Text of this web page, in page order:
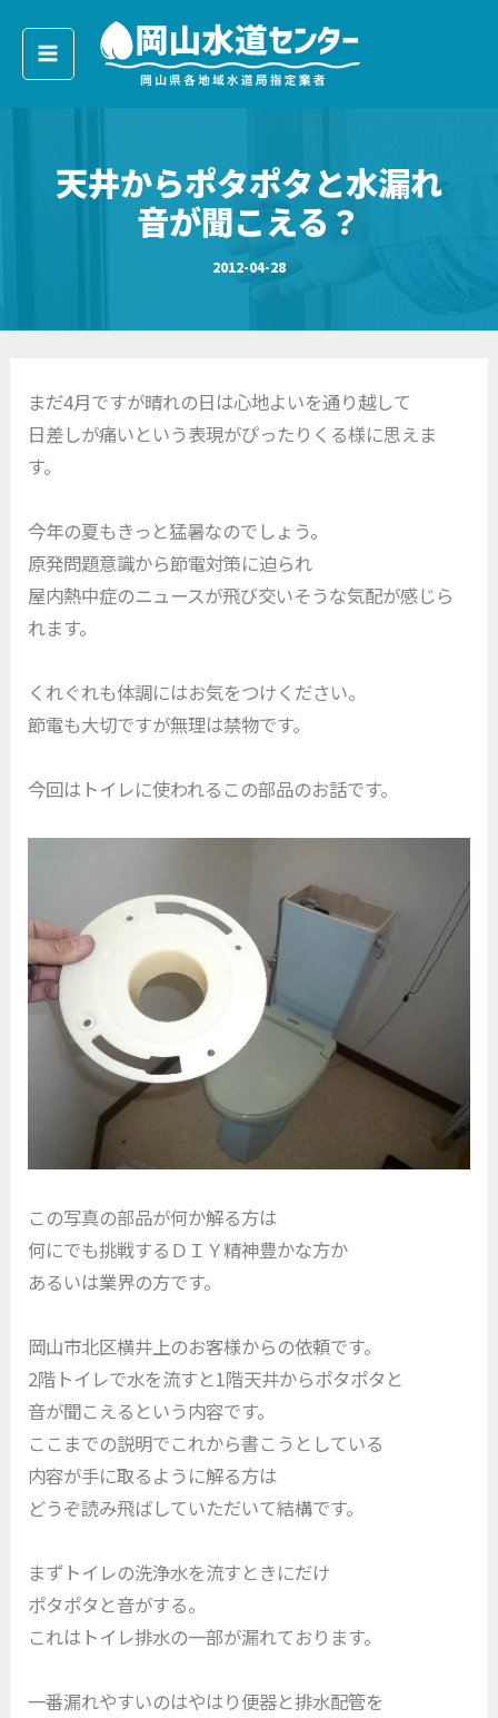
天井からポタポタと水漏れ
音が聞こえる？
2012-04-28
まだ4月ですが晴れの日は心地よいを通り越して
日差しが痛いという表現がぴったりくる様に思えま
す。
今年の夏もきっと猛暑なのでしょう。
原発問題意識から節電対策に迫られ
屋内熱中症のニュースが飛び交いそうな気配が感じら
れます。
くれぐれも体調にはお気をつけください。
節電も大切ですが無理は禁物です。
今回はトイレに使われるこの部品のお話です。
この写真の部品が何か解る方は
何にでも挑戦するＤＩＹ精神豊かな方か
あるいは業界の方です。
岡山市北区横井上のお客様からの依頼です。
2階トイレで水を流すと1階天井からポタポタと
音が聞こえるという内容です。
ここまでの説明でこれから書こうとしている
内容が手に取るように解る方は
どうぞ読み飛ばしていただいて結構です。
まずトイレの洗浄水を流すときにだけ
ポタポタと音がする。
これはトイレ排水の一部が漏れております。
一番漏れやすいのはやはり便器と排水配管を
ー
カ
イ